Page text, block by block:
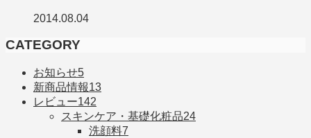
2014.08.04
CATEGORY
お知らせ5
新商品情報13
レビュー142
スキンケア・基礎化粧品24
洗顔料7